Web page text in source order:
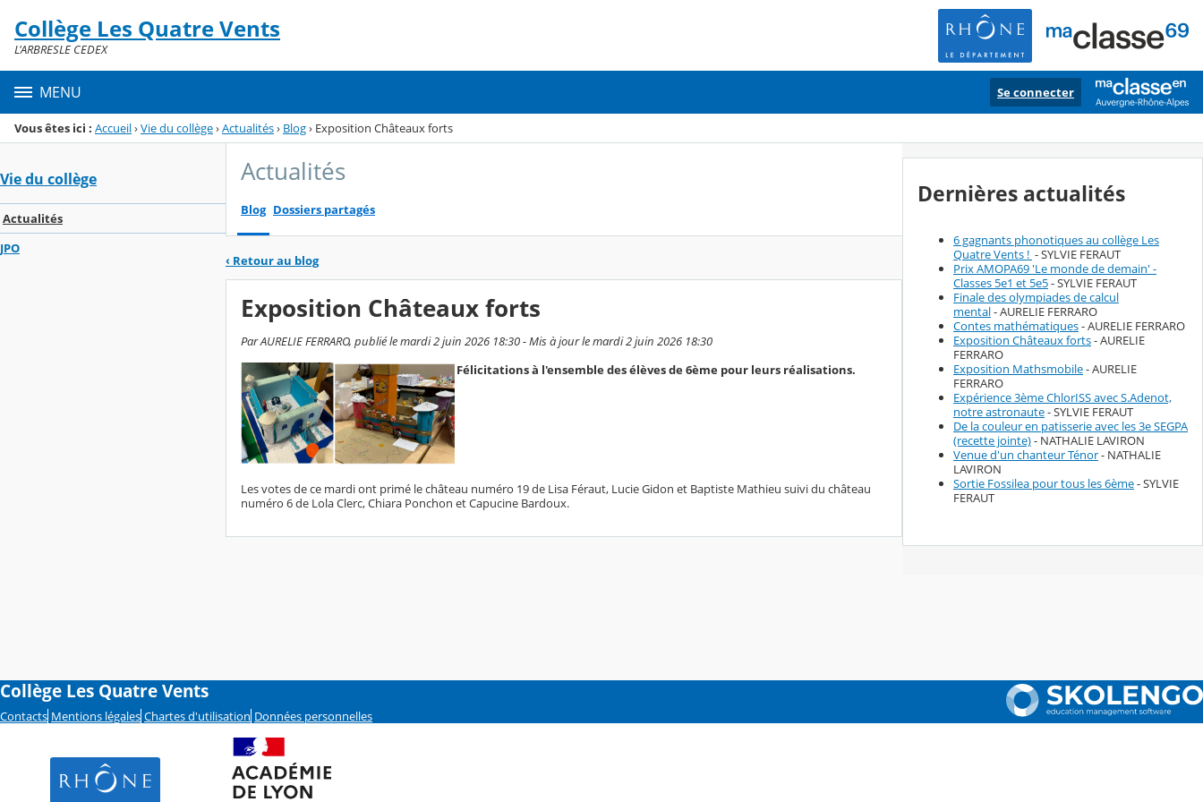
Menu de la rubrique
Contenu
Collège Les Quatre Vents
L'ARBRESLE CEDEX
MENU Se connecter
Vous êtes ici : Accueil›Vie du collège›Actualités› Blog› Exposition Châteaux forts
Vie du collège
Actualités
JPO
Actualités
Blog Dossiers partagés
‹ Retour au blog
Exposition Châteaux forts
Par AURELIE FERRARO, publié le mardi 2 juin 2026 18:30 - Mis à jour le mardi 2 juin 2026 18:30
Félicitations à l'ensemble des élèves de 6ème pour leurs réalisations.
Les votes de ce mardi ont primé le château numéro 19 de Lisa Féraut, Lucie Gidon et Baptiste Mathieu suivi du château
numéro 6 de Lola Clerc, Chiara Ponchon et Capucine Bardoux.
Dernières actualités
6 gagnants phonotiques au collège Les
Quatre Vents ! - SYLVIE FERAUT
Prix AMOPA69 'Le monde de demain' -
Classes 5e1 et 5e5- SYLVIE FERAUT
Finale des olympiades de calcul
mental- AURELIE FERRARO
Contes mathématiques- AURELIE FERRARO
Exposition Châteaux forts- AURELIE
FERRARO
Exposition Mathsmobile- AURELIE
FERRARO
Expérience 3ème ChlorISS avec S.Adenot,
notre astronaute- SYLVIE FERAUT
De la couleur en patisserie avec les 3e SEGPA
(recette jointe)- NATHALIE LAVIRON
Venue d'un chanteur Ténor- NATHALIE
LAVIRON
Sortie Fossilea pour tous les 6ème- SYLVIE
FERAUT
Collège Les Quatre Vents
Contacts Mentions légales Chartes d'utilisation Données personnelles